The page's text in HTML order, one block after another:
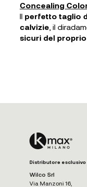
Concealing
Il perfetto taglio
calvizie , il
sicuri del
Distributore
Wilco Srl
Via Manzoni 16,